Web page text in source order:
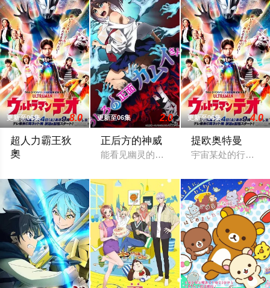
更新至06集 8.0
超人力霸王狄
奧
更新至06集 2.0
正后方的神威
能看见幽灵的平凡女高中生·志津香，利
更新至06集 4.0
提欧奥特曼
宇宙某处的行星